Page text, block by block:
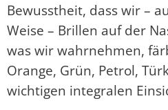
Bewusstheit, dass wir –
Weise – Brillen auf der
was wir wahrnehmen,
Orange, Grün, Petrol,
wichtigen integralen